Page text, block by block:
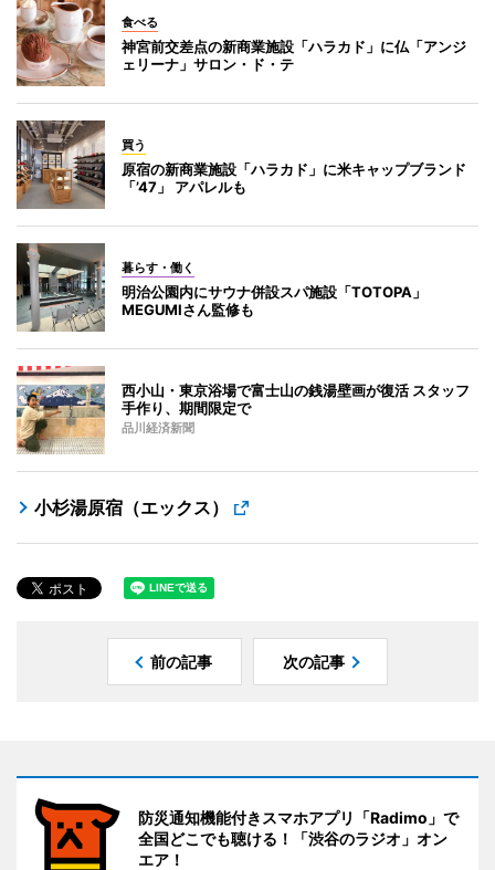
食べる
神宮前交差点の新商業施設「ハラカド」に仏「アンジ
ェリーナ」サロン・ド・テ
買う
原宿の新商業施設「ハラカド」に米キャップブランド
「’47」 アパレルも
暮らす・働く
明治公園内にサウナ併設スパ施設「TOTOPA」
MEGUMIさん監修も
西小山・東京浴場で富士山の銭湯壁画が復活 スタッフ
手作り、期間限定で
品川経済新聞
小杉湯原宿（エックス）
前の記事 次の記事
防災通知機能付きスマホアプリ「Radimo」で
全国どこでも聴ける！「渋谷のラジオ」オン
エア！